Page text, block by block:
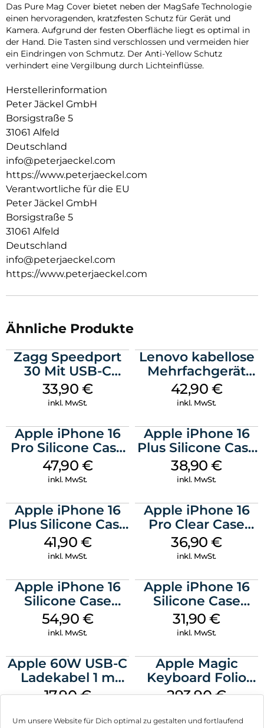
Um unsere Website für Dich optimal zu gestalten und fortlaufend
Das Pure Mag Cover bietet neben der MagSafe Technologie
einen hervoragenden, kratzfesten Schutz für Gerät und
Kamera. Aufgrund der festen Oberfläche liegt es optimal in
der Hand. Die Tasten sind verschlossen und vermeiden hier
ein Eindringen von Schmutz. Der Anti-Yellow Schutz
verhindert eine Vergilbung durch Lichteinflüsse.
Herstellerinformation
Peter Jäckel GmbH
Borsigstraße 5
31061 Alfeld
Deutschland
info@peterjaeckel.com
https://www.peterjaeckel.com
Verantwortliche für die EU
Peter Jäckel GmbH
Borsigstraße 5
31061 Alfeld
Deutschland
info@peterjaeckel.com
https://www.peterjaeckel.com
Ähnliche Produkte
Zagg Speedport
30 Mit USB-C
Kabel Weiß
33,90 €
inkl. MwSt.
Lenovo kabellose
Mehrfachgerät
Luna Grey
42,90 €
inkl. MwSt.
Apple iPhone 16
Pro Silicone Case
MagSafe Denim
47,90 €
inkl. MwSt.
Apple iPhone 16
Plus Silicone Case
MagSafe Denim
38,90€
inkl. MwSt.
Apple iPhone 16
Plus Silicone Case
MagSafe Stone
Gray
41,90 €
inkl. MwSt.
Apple iPhone 16
Pro Clear Case
MagSafe
Transparent
36,90€
inkl. MwSt.
Apple iPhone 16
Silicone Case
MagSafe Black
54,90 €
inkl. MwSt.
Apple iPhone 16
Silicone Case
MagSafe Fuchsia
31,90€
inkl. MwSt.
Apple 60W USB-C
Ladekabel 1 m
Weiß
17,90€
Apple Magic
Keyboard Folio
iPad 10.9″ (10.Gen.)
293,90€